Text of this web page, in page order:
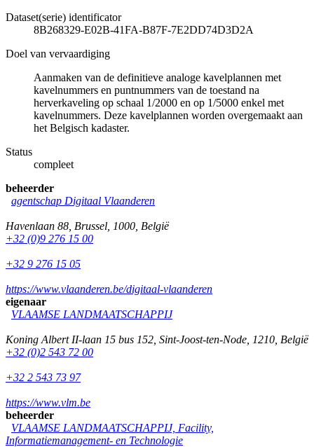
Dataset(serie) identificator
8B268329-E02B-41FA-B87F-7E2DD74D3D2A
Doel van vervaardiging
Aanmaken van de definitieve analoge kavelplannen met
kavelnummers en puntnummers van de toestand na
herverkaveling op schaal 1/2000 en op 1/5000 enkel met
kavelnummers. Deze kavelplannen worden overgemaakt aan
het Belgisch kadaster.
Status
compleet
beheerder
agentschap Digitaal Vlaanderen
Havenlaan 88 Brussel 1000 België
+32 (0)9 276 15 00
+32 9 276 15 05
https://www.vlaanderen.be/digitaal-vlaanderen
eigenaar
VLAAMSE LANDMAATSCHAPPIJ
Koning Albert II-laan 15 bus 152 Sint-Joost-ten-Node 1210 België
+32 (0)2 543 72 00
+32 2 543 73 97
https://www.vlm.be
beheerder
VLAAMSE LANDMAATSCHAPPIJ, Facility,
Informatiemanagement- en Technologie